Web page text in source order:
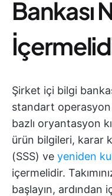
Bankası
Şirket içi bilgi
standart
bazlı oryantasyon
ürün bilgileri, karar
(SSS) ve yeniden
içermelidir.
başlayın, ardından